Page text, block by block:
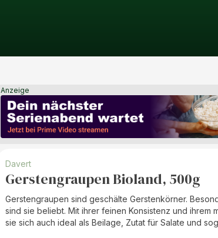
Anzeige
Davert
Gerstengraupen Bioland, 500g
Gerstengraupen sind geschälte Gerstenkörner.
sind sie beliebt. Mit ihrer feinen Konsistenz und ihrem
sie sich auch ideal als Beilage, Zutat für Salate und